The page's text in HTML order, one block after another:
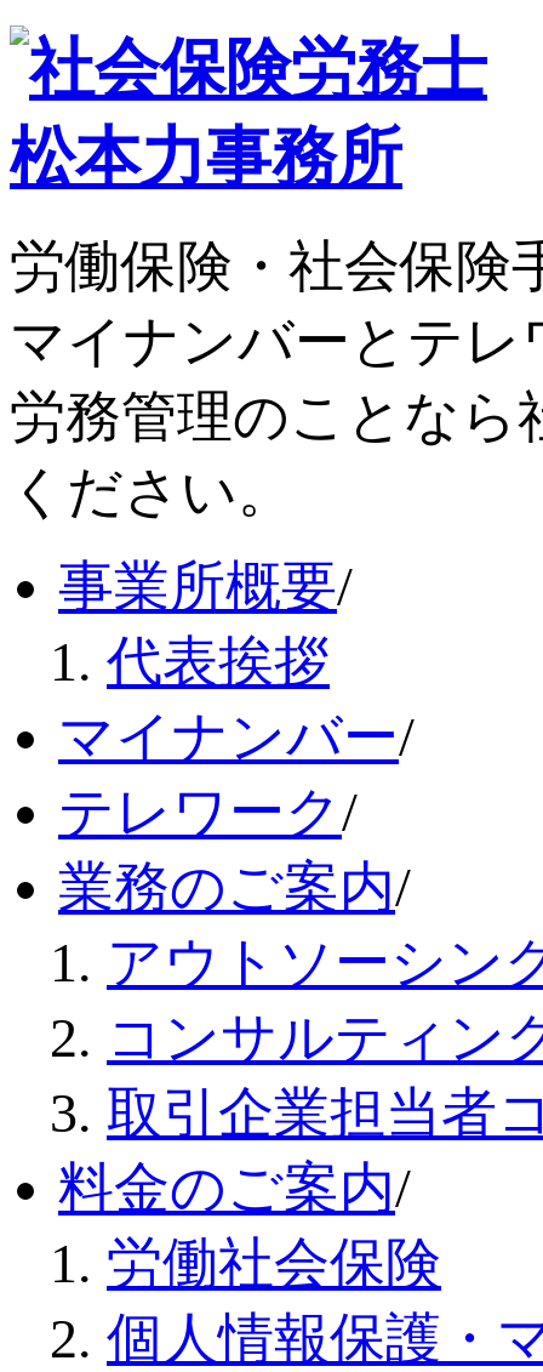
労働保険・社会保険
マイナンバーとテ
労務管理のことなら
ください。
事業所概要/
代表挨拶
マイナンバー/
テレワーク/
業務のご案内/
アウトソーシン
コンサルティン
取引企業担当者
料金のご案内/
労働社会保険
個人情報保護・